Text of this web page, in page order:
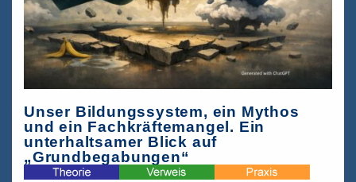
Unser Bildungssystem, ein Mythos
und ein Fachkräftemangel. Ein
unterhaltsamer Blick auf
„Grundbegabungen“